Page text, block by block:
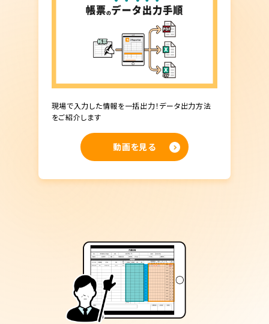
現場で入力した情報を一括出力！データ出力方法
をご紹介します
動画を見る